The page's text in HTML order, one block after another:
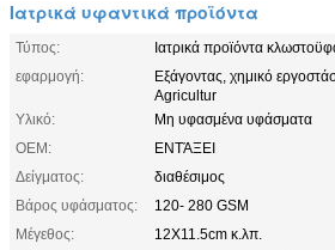
Ιατρικά υφαντικά προϊόντα
Τύπος:
Ιατρικά προϊόντα
εφαρμογή:
Εξάγοντας, χημικό
Agricultur
Υλικό:
Μη υφασμένα υφάσματα
OEM:
ΕΝΤΆΞΕΙ
Δείγματος:
διαθέσιμος
Βάρος υφάσματος:
120- 280 GSM
Μέγεθος:
12X11.5cm κ.λπ.